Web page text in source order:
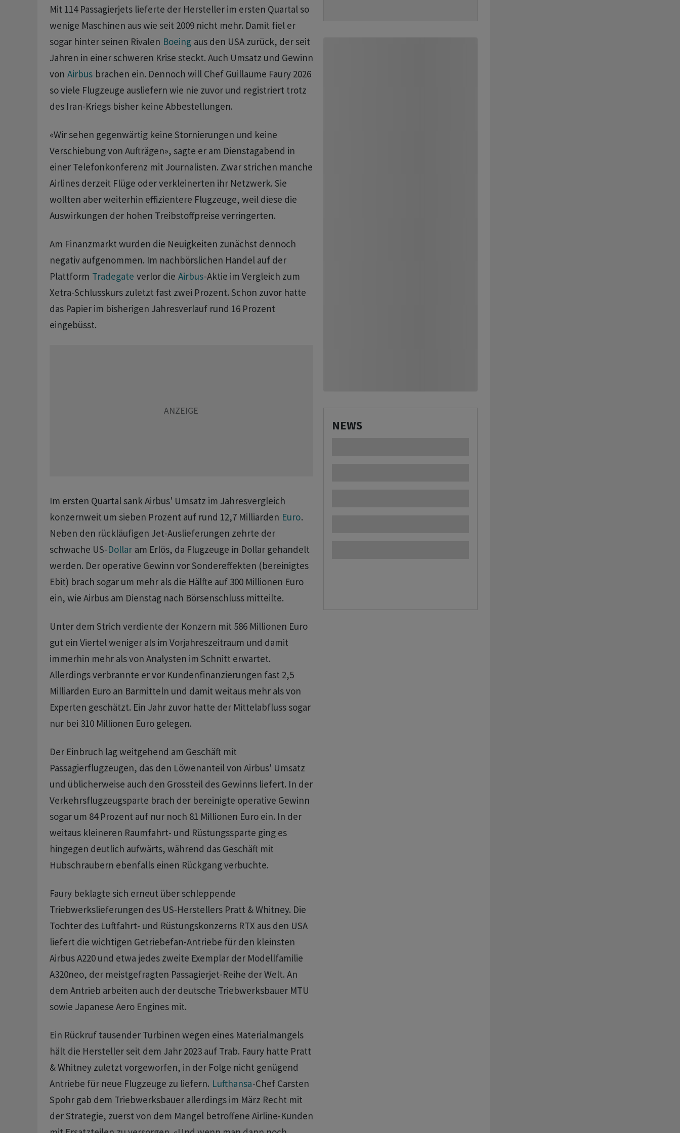
Mit 114 Passagierjets lieferte der Hersteller im ersten Quartal so
wenige Maschinen aus wie seit 2009 nicht mehr. Damit fiel er
sogar hinter seinen Rivalen Boeing aus den USA zurück, der seit
Jahren in einer schweren Krise steckt. Auch Umsatz und Gewinn
von Airbus brachen ein. Dennoch will Chef Guillaume Faury 2026
so viele Flugzeuge ausliefern wie nie zuvor und registriert trotz
des Iran-Kriegs bisher keine Abbestellungen.
«Wir sehen gegenwärtig keine Stornierungen und keine
Verschiebung von Aufträgen», sagte er am Dienstagabend in
einer Telefonkonferenz mit Journalisten. Zwar strichen manche
Airlines derzeit Flüge oder verkleinerten ihr Netzwerk. Sie
wollten aber weiterhin effizientere Flugzeuge, weil diese die
Auswirkungen der hohen Treibstoffpreise verringerten.
Am Finanzmarkt wurden die Neuigkeiten zunächst dennoch
negativ aufgenommen. Im nachbörslichen Handel auf der
Plattform Tradegate verlor die Airbus-Aktie im Vergleich zum
Xetra-Schlusskurs zuletzt fast zwei Prozent. Schon zuvor hatte
das Papier im bisherigen Jahresverlauf rund 16 Prozent
eingebüsst.
Im ersten Quartal sank Airbus' Umsatz im Jahresvergleich
konzernweit um sieben Prozent auf rund 12,7 Milliarden Euro.
Neben den rückläufigen Jet-Auslieferungen zehrte der
schwache US-Dollar am Erlös, da Flugzeuge in Dollar gehandelt
werden. Der operative Gewinn vor Sondereffekten (bereinigtes
Ebit) brach sogar um mehr als die Hälfte auf 300 Millionen Euro
ein, wie Airbus am Dienstag nach Börsenschluss mitteilte.
Unter dem Strich verdiente der Konzern mit 586 Millionen Euro
gut ein Viertel weniger als im Vorjahreszeitraum und damit
immerhin mehr als von Analysten im Schnitt erwartet.
Allerdings verbrannte er vor Kundenfinanzierungen fast 2,5
Milliarden Euro an Barmitteln und damit weitaus mehr als von
Experten geschätzt. Ein Jahr zuvor hatte der Mittelabfluss sogar
nur bei 310 Millionen Euro gelegen.
Der Einbruch lag weitgehend am Geschäft mit
Passagierflugzeugen, das den Löwenanteil von Airbus' Umsatz
und üblicherweise auch den Grossteil des Gewinns liefert. In der
Verkehrsflugzeugsparte brach der bereinigte operative Gewinn
sogar um 84 Prozent auf nur noch 81 Millionen Euro ein. In der
weitaus kleineren Raumfahrt- und Rüstungssparte ging es
hingegen deutlich aufwärts, während das Geschäft mit
Hubschraubern ebenfalls einen Rückgang verbuchte.
Faury beklagte sich erneut über schleppende
Triebwerkslieferungen des US-Herstellers Pratt & Whitney. Die
Tochter des Luftfahrt- und Rüstungskonzerns RTX aus den USA
liefert die wichtigen Getriebefan-Antriebe für den kleinsten
Airbus A220 und etwa jedes zweite Exemplar der Modellfamilie
A320neo, der meistgefragten Passagierjet-Reihe der Welt. An
dem Antrieb arbeiten auch der deutsche Triebwerksbauer MTU
sowie Japanese Aero Engines mit.
Ein Rückruf tausender Turbinen wegen eines Materialmangels
hält die Hersteller seit dem Jahr 2023 auf Trab. Faury hatte Pratt
& Whitney zuletzt vorgeworfen, in der Folge nicht genügend
Antriebe für neue Flugzeuge zu liefern. Lufthansa-Chef Carsten
Spohr gab dem Triebwerksbauer allerdings im März Recht mit
der Strategie, zuerst von dem Mangel betroffene Airline-Kunden
NEWS